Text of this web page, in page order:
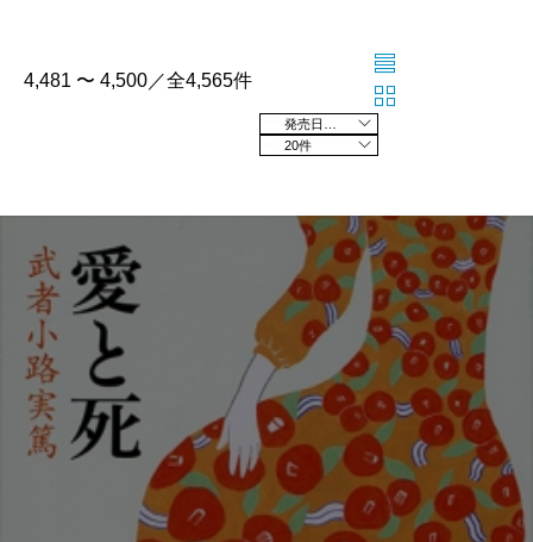
4,481 〜 4,500／全4,565件
20件